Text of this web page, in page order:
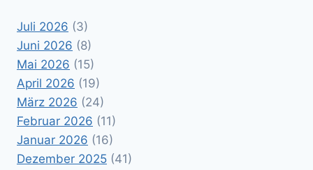
Juli 2026 (3)
Juni 2026 (8)
Mai 2026 (15)
April 2026 (19)
März 2026 (24)
Februar 2026 (11)
Januar 2026 (16)
Dezember 2025 (41)